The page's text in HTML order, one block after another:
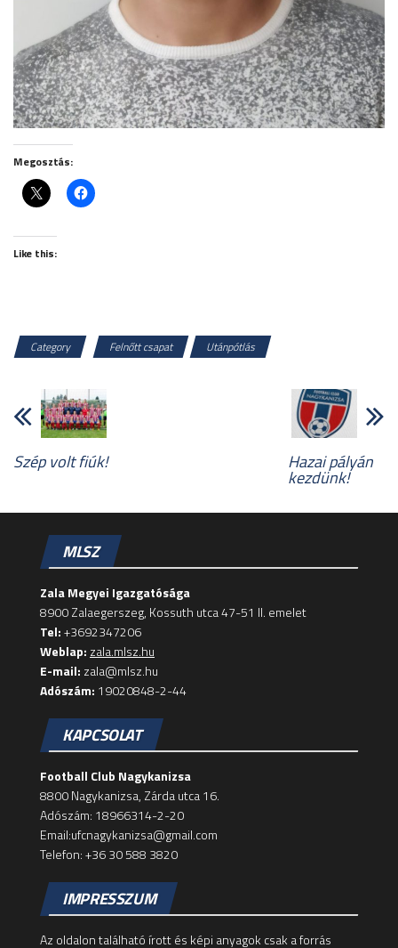
Megosztás:
Like this:
Category Felnőtt csapat Utánpótlás
Szép volt fiúk! Hazai pályán
kezdünk!
MLSZ
Zala Megyei Igazgatósága
8900 Zalaegerszeg, Kossuth utca 47-51 II. emelet
Tel:+3692347206
Weblap: zala.mlsz.hu
E-mail: zala@mlsz.hu
Adószám: 19020848-2-44
KAPCSOLAT
Football Club Nagykanizsa
8800 Nagykanizsa, Zárda utca 16.
Adószám: 18966314-2-20
Email:ufcnagykanizsa@gmail.com
Telefon: +36 30 588 3820
IMPRESSZUM
Az oldalon található írott és képi anyagok csak a forrás